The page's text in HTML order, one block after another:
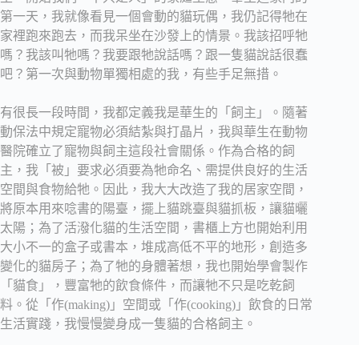
第一天，我就像看見一個會動的貓玩偶，我仍記得牠在
家裡跑來跑去，而我呆坐在沙發上的情景。我該招呼牠
嗎？我該叫牠嗎？我要跟牠說話嗎？跟一隻貓說話很蠢
吧？第一次與動物單獨相處的我，有些手足無措。
有很長一段時間，我都定義我是華生的「飼主」。隨著
動保法中規定寵物必須結紮與打晶片，我與華生在動物
醫院確立了寵物與飼主這段社會關係。作為合格的飼
主，我「被」要求必須要為牠命名、需提供良好的生活
空間與食物給牠。因此，我大大改造了我的居家空間，
將原本用來唸書的陽臺，擺上貓跳臺與貓抓板，讓貓曬
太陽；為了活潑化貓的生活空間，書櫃上方也開始利用
大小不一的盒子或書本，堆成高低不平的地形，創造多
變化的貓房子；為了牠的身體著想，我也開始學會製作
「貓食」，豐富牠的飲食條件，而讓牠不只是吃乾飼
料。從「作(making)」空間或「作(cooking)」飲食的日常
生活實踐，我慢慢變身成一隻貓的合格飼主。